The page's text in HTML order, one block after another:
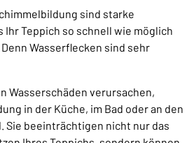
sind starke
Ihr Teppich so schnell wie möglich
Wasserflecken sind sehr
Wasserschäden verursachen,
in der Küche, im Bad oder an den
Sie beeinträchtigen nicht nur das